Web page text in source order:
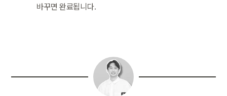
바꾸면 완료됩니다.